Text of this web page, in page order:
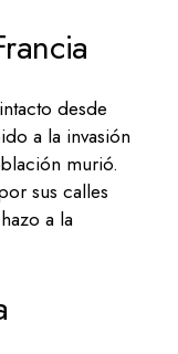
desde
a la invasión
murió.
sus calles
a la